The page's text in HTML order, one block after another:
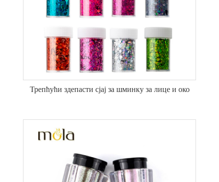
Трепћући здепасти сјај за шминку за лице и око